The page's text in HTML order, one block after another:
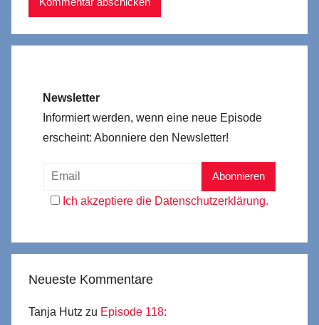
Newsletter
Informiert werden, wenn eine neue Episode
erscheint: Abonniere den Newsletter!
Ich akzeptiere die Datenschutzerklärung.
Neueste Kommentare
Tanja Hutz zu Episode 118: